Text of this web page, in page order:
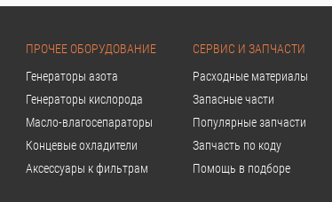
ПРОЧЕЕ ОБОРУДОВАНИЕ
Генераторы азота
Генераторы кислорода
Масло-влагосепараторы
Концевые охладители
Аксессуары к фильтрам
СЕРВИС И ЗАПЧАСТИ
Расходные материалы
Запасные части
Популярные запчасти
Запчасть по коду
Помощь в подборе